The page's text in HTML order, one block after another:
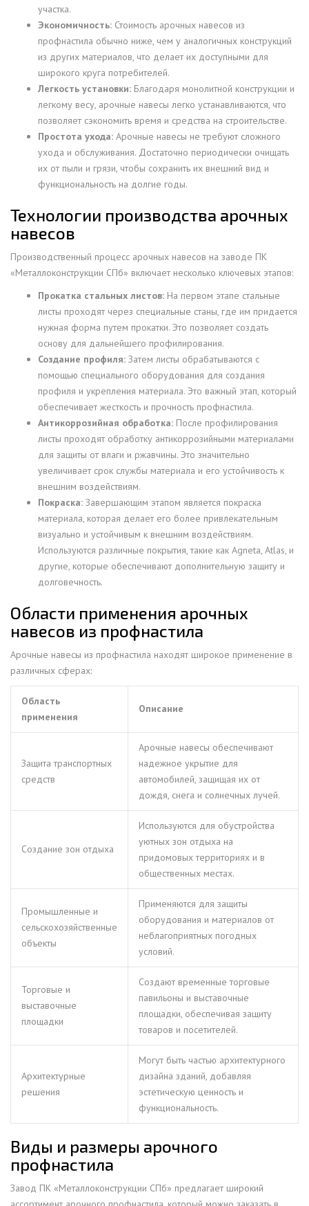
участка.
Экономичность: Стоимость арочных навесов из
профнастила обычно ниже, чем у аналогичных конструкций
из других материалов, что делает их доступными для
широкого круга потребителей.
Легкость установки: Благодаря монолитной конструкции и
легкому весу, арочные навесы легко устанавливаются, что
позволяет сэкономить время и средства на строительстве.
Простота ухода: Арочные навесы не требуют сложного
ухода и обслуживания. Достаточно периодически очищать
их от пыли и грязи, чтобы сохранить их внешний вид и
функциональность на долгие годы.
Технологии производства арочных
навесов
Производственный процесс арочных навесов на заводе ПК
«Металлоконструкции СПб» включает несколько ключевых этапов:
Прокатка стальных листов: На первом этапе стальные
листы проходят через специальные станы, где им придается
нужная форма путем прокатки. Это позволяет создать
основу для дальнейшего профилирования.
Создание профиля: Затем листы обрабатываются с
помощью специального оборудования для создания
профиля и укрепления материала. Это важный этап, который
обеспечивает жесткость и прочность профнастила.
Антикоррозийная обработка: После профилирования
листы проходят обработку антикоррозийными материалами
для защиты от влаги и ржавчины. Это значительно
увеличивает срок службы материала и его устойчивость к
внешним воздействиям.
Покраска: Завершающим этапом является покраска
материала, которая делает его более привлекательным
визуально и устойчивым к внешним воздействиям.
Используются различные покрытия, такие как Agneta, Atlas, и
другие, которые обеспечивают дополнительную защиту и
долговечность.
Области применения арочных
навесов из профнастила
Арочные навесы из профнастила находят широкое применение в
различных сферах:
Область
применения
Описание
Защита транспортных
средств
Арочные навесы обеспечивают
надежное укрытие для
автомобилей, защищая их от
дождя, снега и солнечных лучей.
Создание зон отдыха
Используются для обустройства
уютных зон отдыха на
придомовых территориях и в
общественных местах.
Промышленные и
сельскохозяйственные
объекты
Применяются для защиты
оборудования и материалов от
неблагоприятных погодных
условий.
Торговые и
выставочные
площадки
Создают временные торговые
павильоны и выставочные
площадки, обеспечивая защиту
товаров и посетителей.
Архитектурные
решения
Могут быть частью архитектурного
дизайна зданий, добавляя
эстетическую ценность и
функциональность.
Виды и размеры арочного
профнастила
Завод ПК «Металлоконструкции СПб» предлагает широкий